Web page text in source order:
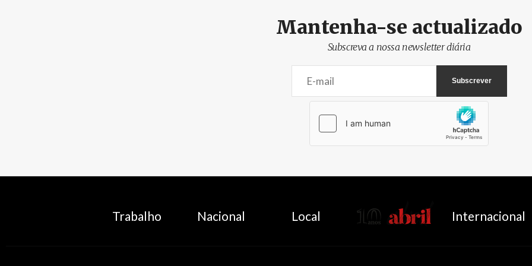
Mantenha-se actualizado
Subscreva a nossa newsletter diária
Trabalho Nacional Local AbrilAbril Internacional